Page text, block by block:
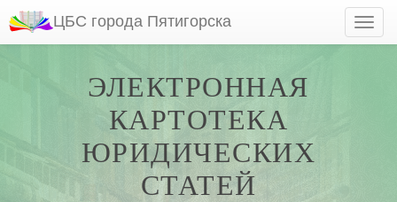
ЦБС города Пятигорска
ЭЛЕКТРОННАЯ
КАРТОТЕКА
ЮРИДИЧЕСКИХ
СТАТЕЙ